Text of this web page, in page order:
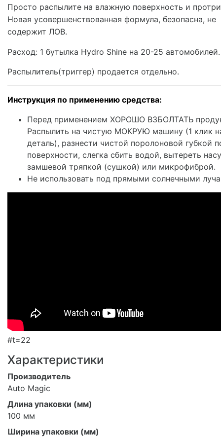
Просто распылите на влажную поверхность и
Новая усовершенствованная формула, безопасна, не
содержит ЛОВ.
Расход: 1 бутылка Hydro Shine на 20-25 автомобилей.
Распылитель(триггер) продается отдельно.
Инструкция по применению средства:
Перед применением ХОРОШО ВЗБОЛТАТЬ
Распылить на чистую МОКРУЮ машину (1 клик
деталь), разнести чистой поролоновой губкой
поверхности, слегка сбить водой, вытереть
замшевой тряпкой (сушкой) или микрофиброй.
Не использовать под прямыми солнечными
#t=22
Характеристики
Производитель
Auto Magic
Длина упаковки (мм)
100 мм
Ширина упаковки (мм)